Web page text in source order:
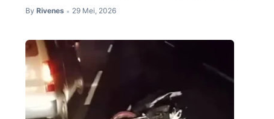
By Rivenes • 29 Mei, 2026